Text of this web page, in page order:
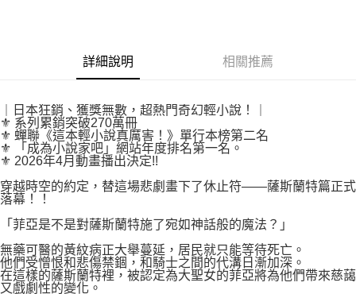
權轉讓予恩沛科技股份有限公司。
２．關於個人資料處理事宜，請瀏覽以下網址：
https://aftee.tw/terms/#terms3
「AFTEE先享後付」，若未經同意申辦者引起之損失，本公司不負相關責
任。
４．使用「AFTEE先享後付」時，將依據個別帳號之用戶狀況，依本公司即
時審查核予不同之上限額度；若仍有額度不足之情形，本公司將視審查結果
請求用戶進行身份認證。
５．嚴禁一人註冊多個帳號或使用他人資訊註冊。若發現惡意使用之情形，
恩沛科技股份有限公司將有權停止該用戶之使用額度並採取法律行動。
付款後7-11取貨
每筆NT$80，滿NT$500(含以上)免運費
宅配
每筆NT$100，滿NT$800(含以上)免運費
國家/地區配送
詳細說明 相關推薦
｜日本狂銷、獲獎無數，超熱門奇幻輕小說！｜
⚜ 系列累銷突破270萬冊
⚜ 蟬聯《這本輕小說真厲害！》單行本榜第二名
⚜ 「成為小說家吧」網站年度排名第一名。
⚜ 2026年4月動畫播出決定!!
穿越時空的約定，替這場悲劇畫下了休止符——薩斯蘭特篇正式
落幕！！
「菲亞是不是對薩斯蘭特施了宛如神話般的魔法？」
無藥可醫的黃紋病正大舉蔓延，居民就只能等待死亡。
他們受憎恨和悲傷禁錮，和騎士之間的代溝日漸加深。
在這樣的薩斯蘭特裡，被認定為大聖女的菲亞將為他們帶來慈藹
又戲劇性的變化。